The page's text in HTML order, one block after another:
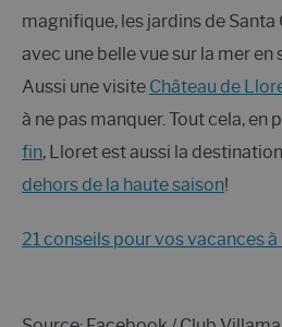
magnifique, les jardins de
avec une belle vue sur la mer en
Aussi une visite Château de
à ne pas manquer. Tout cela, en
fin, Lloret est aussi la
dehors de la haute saison!
21 conseils pour vos vacances